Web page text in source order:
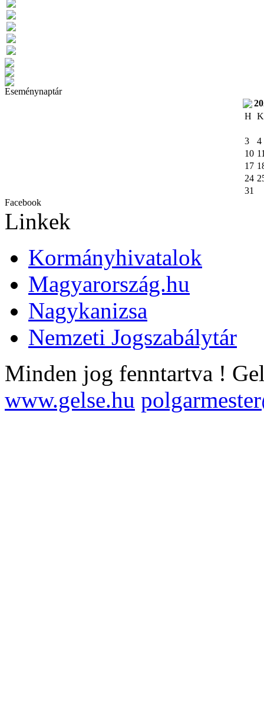
Eseménynaptár
H K
3
4
10
17
24
31
Facebook
Linkek
Kormányhivatalok
Magyarország.hu
Nagykanizsa
Nemzeti Jogszabálytár
Minden jog fenntartva !
www.gelse.hu